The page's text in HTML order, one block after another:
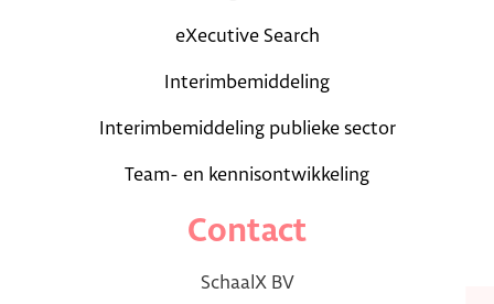
eXecutive Search
Interimbemiddeling
Interimbemiddeling publieke sector
Team- en kennisontwikkeling
Contact
SchaalX BV